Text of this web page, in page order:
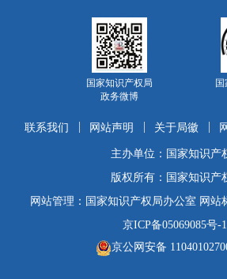
国家知识产权局
政务微博
国
联系我们 网站声明 关于局徽
主办单位：国家知识产
版权所有：国家知识产
网站管理：国家知识产权局办公室 网站
京ICP备05069085号-
京公网安备